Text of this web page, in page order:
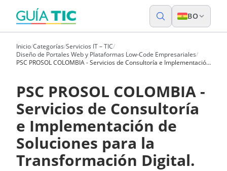
BO
Inicio/Categorías/Servicios IT – TIC/
Diseño de Portales Web y Plataformas Low-Code Empresariales/
PSC PROSOL COLOMBIA - Servicios de Consultoría e Implementación
PSC PROSOL COLOMBIA -
Servicios de Consultoría
e Implementación de
Soluciones para la
Transformación Digital.